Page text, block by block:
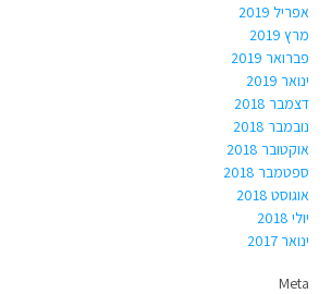
אפריל 2019
מרץ 2019
פברואר 2019
ינואר 2019
דצמבר 2018
נובמבר 2018
אוקטובר 2018
ספטמבר 2018
אוגוסט 2018
יולי 2018
ינואר 2017
Meta